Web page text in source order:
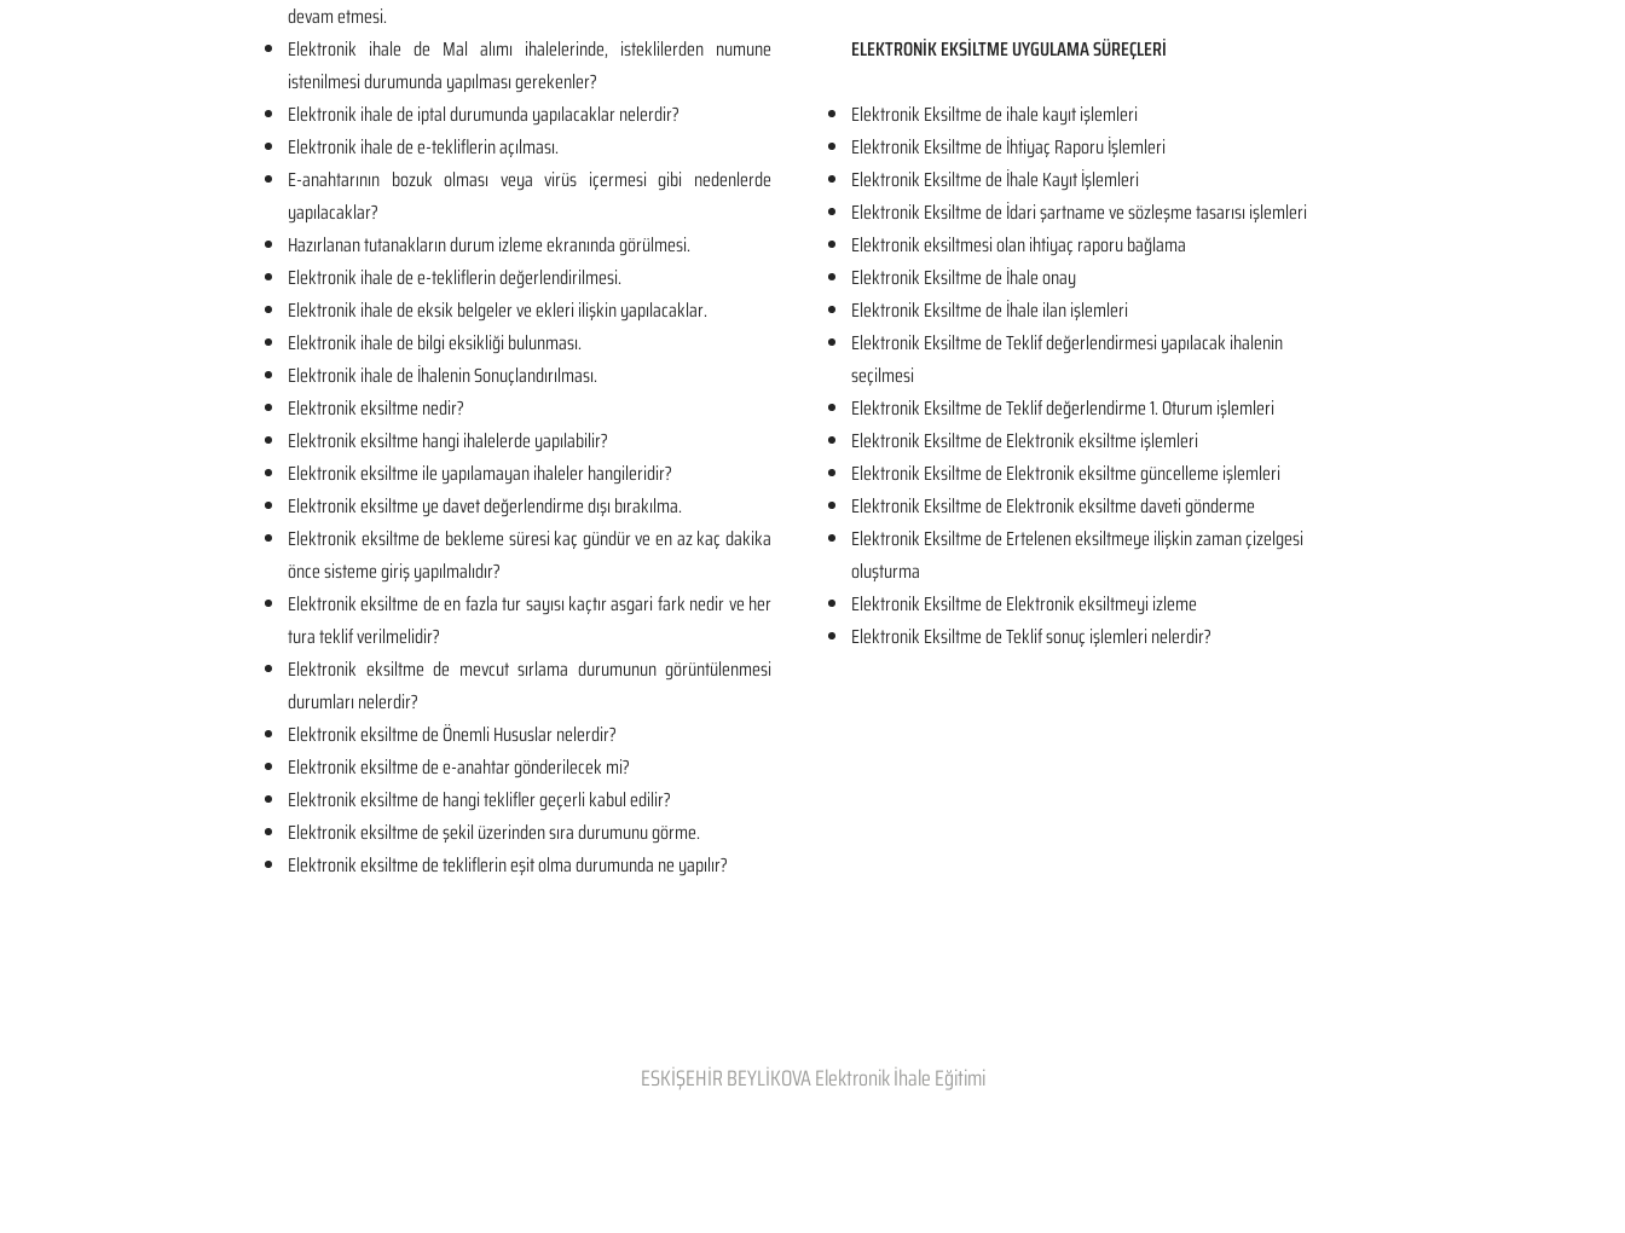
devam etmesi.
Elektronik ihale de Mal alımı ihalelerinde, isteklilerden numune
istenilmesi durumunda yapılması gerekenler?
Elektronik ihale de iptal durumunda yapılacaklar nelerdir?
Elektronik ihale de e-tekliflerin açılması.
E-anahtarının bozuk olması veya virüs içermesi gibi nedenlerde
yapılacaklar?
Hazırlanan tutanakların durum izleme ekranında görülmesi.
Elektronik ihale de e-tekliflerin değerlendirilmesi.
Elektronik ihale de eksik belgeler ve ekleri ilişkin yapılacaklar.
Elektronik ihale de bilgi eksikliği bulunması.
Elektronik ihale de İhalenin Sonuçlandırılması.
Elektronik eksiltme nedir?
Elektronik eksiltme hangi ihalelerde yapılabilir?
Elektronik eksiltme ile yapılamayan ihaleler hangileridir?
Elektronik eksiltme ye davet değerlendirme dışı bırakılma.
Elektronik eksiltme de bekleme süresi kaç gündür ve en az kaç dakika
önce sisteme giriş yapılmalıdır?
Elektronik eksiltme de en fazla tur sayısı kaçtır asgari fark nedir ve her
tura teklif verilmelidir?
Elektronik eksiltme de mevcut sırlama durumunun görüntülenmesi
durumları nelerdir?
Elektronik eksiltme de Önemli Hususlar nelerdir?
Elektronik eksiltme de e-anahtar gönderilecek mi?
Elektronik eksiltme de hangi teklifler geçerli kabul edilir?
Elektronik eksiltme de şekil üzerinden sıra durumunu görme.
Elektronik eksiltme de tekliflerin eşit olma durumunda ne yapılır?
ELEKTRONİK EKSİLTME UYGULAMA SÜREÇLERİ
Elektronik Eksiltme de ihale kayıt işlemleri
Elektronik Eksiltme de İhtiyaç Raporu İşlemleri
Elektronik Eksiltme de İhale Kayıt İşlemleri
Elektronik Eksiltme de İdari şartname ve sözleşme tasarısı işlemleri
Elektronik eksiltmesi olan ihtiyaç raporu bağlama
Elektronik Eksiltme de İhale onay
Elektronik Eksiltme de İhale ilan işlemleri
Elektronik Eksiltme de Teklif değerlendirmesi yapılacak ihalenin
seçilmesi
Elektronik Eksiltme de Teklif değerlendirme 1. Oturum işlemleri
Elektronik Eksiltme de Elektronik eksiltme işlemleri
Elektronik Eksiltme de Elektronik eksiltme güncelleme işlemleri
Elektronik Eksiltme de Elektronik eksiltme daveti gönderme
Elektronik Eksiltme de Ertelenen eksiltmeye ilişkin zaman çizelgesi
oluşturma
Elektronik Eksiltme de Elektronik eksiltmeyi izleme
Elektronik Eksiltme de Teklif sonuç işlemleri nelerdir?
ESKİŞEHİR BEYLİKOVA Elektronik İhale Eğitimi